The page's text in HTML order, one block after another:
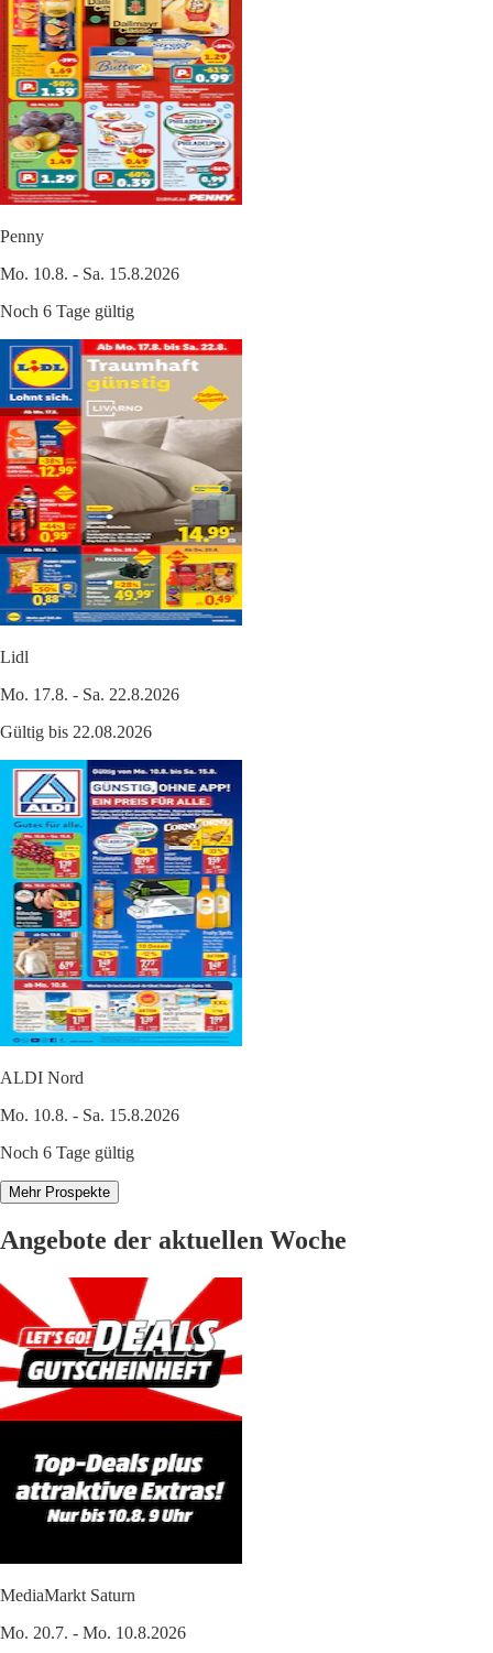
Penny
Mo. 10.8. - Sa. 15.8.2026
Noch 6 Tage gültig
Lidl
Mo. 17.8. - Sa. 22.8.2026
Gültig bis 22.08.2026
ALDI Nord
Mo. 10.8. - Sa. 15.8.2026
Noch 6 Tage gültig
Mehr Prospekte
Angebote der aktuellen Woche
MediaMarkt Saturn
Mo. 20.7. - Mo. 10.8.2026